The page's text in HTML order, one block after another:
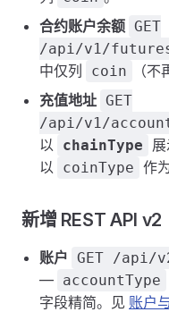
合约账户余额 GET
/api/v1/
中仅列
coin （不
充值地址 GET
/api/v1/
以
chainType
以
coinType 作
新增 REST API v2
账户 GET /api/
— accountType
字段精简。见 账户